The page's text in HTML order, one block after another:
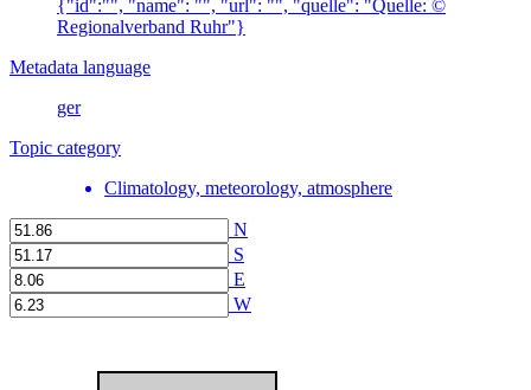
{"id":"", "name": "", "url": "", "quelle": "Quelle: ©
Regionalverband Ruhr"}
Metadata language
ger
Topic category
Climatology, meteorology, atmosphere
N
S
E
W